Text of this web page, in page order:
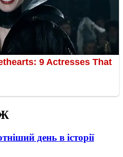
день в історії